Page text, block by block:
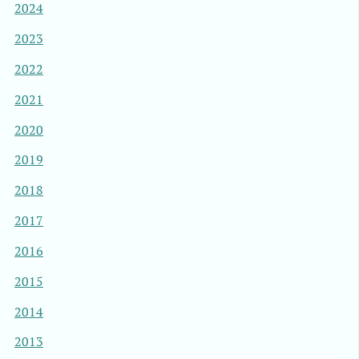
2024
2023
2022
2021
2020
2019
2018
2017
2016
2015
2014
2013